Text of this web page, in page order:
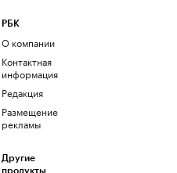
РБК
О компании
Контактная
информация
Редакция
Размещение
рекламы
Другие
продукты